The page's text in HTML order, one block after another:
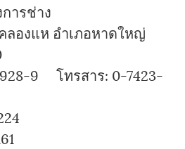
ารช่าง
ลองแห อำเภอหาดใหญ่
9 โทรสาร: 0-7423-